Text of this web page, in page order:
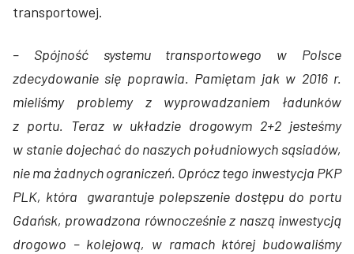
transportowej.
– Spójność systemu transportowego w Polsce
zdecydowanie się poprawia. Pamiętam jak w 2016 r.
mieliśmy problemy z wyprowadzaniem ładunków
z portu. Teraz w układzie drogowym 2+2 jesteśmy
w stanie dojechać do naszych południowych sąsiadów,
nie ma żadnych ograniczeń. Oprócz tego inwestycja PKP
PLK, która gwarantuje polepszenie dostępu do portu
Gdańsk, prowadzona równocześnie z naszą inwestycją
drogowo – kolejową, w ramach której budowaliśmy